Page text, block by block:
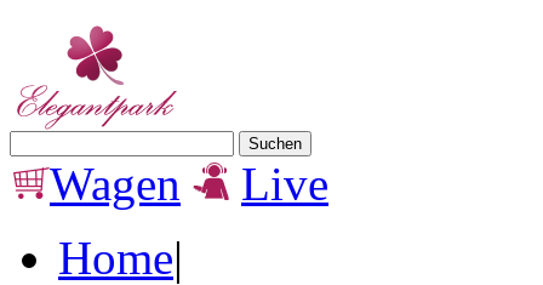
Wagen
Live
Home|